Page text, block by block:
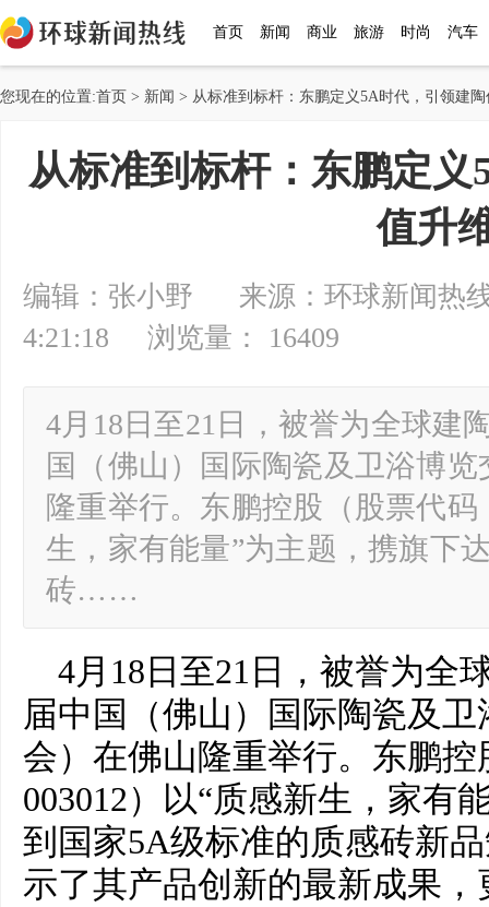
首页 新闻 商业 旅游 时尚 汽车
您现在的位置:首页 > 新闻 > 从标准到标杆：东鹏定义5A时代，引领建
从标准到标杆：东鹏定
值升
编辑：张小野 来源：环球新闻热
4:21:18 浏览量： 16409
4月18日至21日，被誉为全球建
国（佛山）国际陶瓷及卫浴博
隆重举行。东鹏控股（股票代码
生，家有能量”为主题，携旗下
砖……
4月18日至21日，被誉为全
届中国（佛山）国际陶瓷及
会）在佛山隆重举行。东鹏
003012）以“质感新生，家有
到国家5A级标准的质感砖新
示了其产品创新的最新成果，